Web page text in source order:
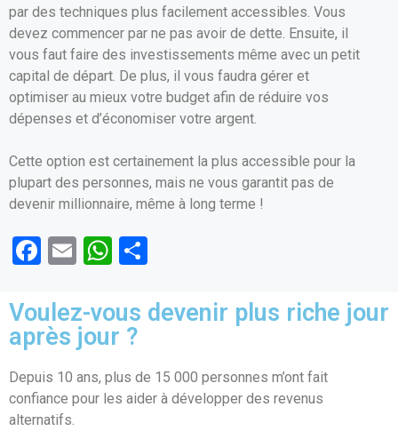
par des techniques plus facilement accessibles. Vous
devez commencer par ne pas avoir de dette. Ensuite, il
vous faut faire des investissements même avec un petit
capital de départ. De plus, il vous faudra gérer et
optimiser au mieux votre budget afin de réduire vos
dépenses et d’économiser votre argent.
Cette option est certainement la plus accessible pour la
plupart des personnes, mais ne vous garantit pas de
devenir millionnaire, même à long terme !
F
ce
b
o
o
k
E
ail
W
at
s
A
p
ta
er
Voulez-vous devenir plus riche jour
après jour ?
Depuis 10 ans, plus de 15 000 personnes m’ont fait
confiance pour les aider à développer des revenus
alternatifs.